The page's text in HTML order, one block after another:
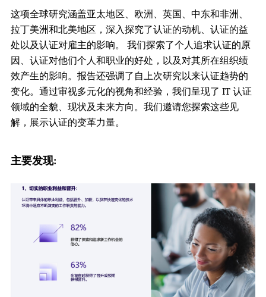
这项全球研究涵盖亚太地区、欧洲、英国、中东和非洲、
拉丁美洲和北美地区，深入探究了认证的动机、认证的益
处以及认证对雇主的影响。 我们探索了个人追求认证的原
因、认证对他们个人和职业的好处，以及对其所在组织绩
效产生的影响。报告还强调了自上次研究以来认证趋势的
变化。通过审视多元化的视角和经验，我们呈现了 IT 认证
领域的全貌、现状及未来方向。我们邀请您探索这些见
解，展示认证的变革力量。
主要发现: